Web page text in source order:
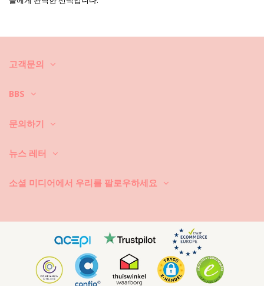
를 선택하셔야 합니다. 그러면, 몇 년 동안 어떻게 관리할까요?
우선: 거친 표면에 닿지 않도록 하세요. 앉거나 눕게 되면 타월을 항상 깔아
놓으세요. 콘크리트, 돌 (예를 들어, 수영장 모서리), 나무 조각 등과 같은 표
대로 사용하지 마세요. 연한 천에 사용하는 세제를 사용하세요. 일반 비누
비치 백이나 파우치 안에 든 젖은 수영복을 꺼내야 한다는 것을 항상 기억
주름 장식 등과 같은 장식품이 있으면 세탁할 때 문지르기, 비틀기, 당기기
경우에는 긁어 내려고 하지 마세요. 수영복의 염색이 손상될 수 있습니다.
가까운 세탁소에 문의하시기 바랍니다.
어떻게 건조시키나요? 직사 일광에 두면 절대로 안 됩니다. 타월을 깔고 비
키니 또는 수영복을 그 위에 놓으세요. 조심스럽게 둘둘 말아서 대충 물기
를 빼내세요. 타월 위에 다시 펴 놓고 그늘 아래에서 건조시키세요. 직사 일
광에 노출시키면 컬러가 날아갑니다. 건조기를 사용하면 절대로 안 됩니
고객문의
BBS
문의하기
뉴스 레터
소셜 미디어에서 우리를 팔로우하세요